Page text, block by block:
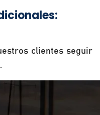
clientes seguir